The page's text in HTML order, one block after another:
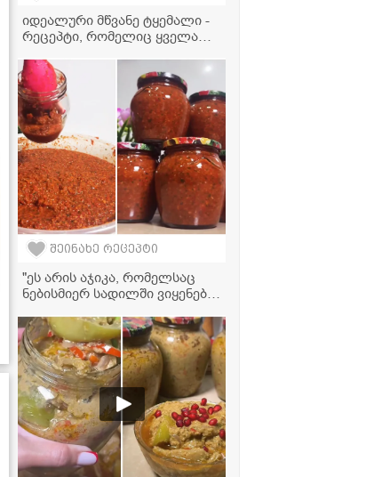
იდეალური მწვანე ტყემალი -
რეცეპტი, რომელიც ყველა
შეინახე რეცეპტი
"ეს არის აჯიკა, რომელსაც
ნებისმიერ სადილში ვიყენებ
წასმულიც საოცრებაა!" -
აჯიკის ვიდეორეცეპტი
ტყემლით